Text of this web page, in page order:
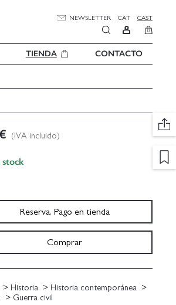
NEWSLETTER CAT CAST
0
TIENDA CONTACTO
(IVA incluido)
stock
Reserva. Pago en tienda
Comprar
Historia
Historia contemporánea
Guerra civil